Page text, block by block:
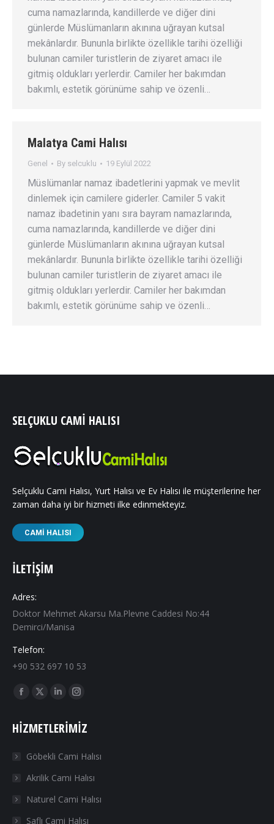
cuma namazlarında, kandillerde ve diğer dini
günlerde Müslümanların akınına uğrayan kutsal
mekânlardır. Bununla birlikte özellikle tarihi özelliği
bulunan camiler turistlerin de ziyaret amacı ile
gitmiş oldukları yerlerdir. Camiler her bakımdan
bakımlı, estetik görünüme sahip ve özenli…
Malatya Cami Halısı
Genel By selcuklu 19 Eylül 2022
Müslümanlar namaz ibadetlerini yapmak ve mevlit
dinlemek için camilere giderler. Camiler 5 vakit
namaz ibadetinin yanı sıra bayram namazlarında,
cuma namazlarında, kandillerde ve diğer dini
günlerde Müslümanların akınına uğrayan kutsal
mekânlardır. Bununla birlikte özellikle tarihi özelliği
bulunan camiler turistlerin de ziyaret amacı ile
gitmiş oldukları yerlerdir. Camiler her bakımdan
bakımlı, estetik görünüme sahip ve özenli…
SELÇUKLU CAMI HALISI
Selçuklu Cami Halısı, Yurt Halısı ve Ev Halısı ile müşterilerine her
zaman daha iyi bir hizmeti ilke edinmekteyiz.
CAMI HALISI
İLETIŞIM
Adres:
Doktor Mehmet Akarsu Ma.Plevne Caddesi No:44
Demirci/Manisa
Telefon:
+90 532 697 10 53
Find us on:
Facebook
opens
new
window
X
opens
new
window
Linkedin
opens
new
window
Instagram
opens
new
window
HIZMETLERIMIZ
Göbekli Cami Halısı
Akrilik Cami Halısı
Naturel Cami Halısı
Saflı Cami Halısı